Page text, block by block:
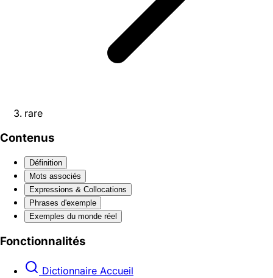
rare
Contenus
Définition
Mots associés
Expressions & Collocations
Phrases d'exemple
Exemples du monde réel
Fonctionnalités
Dictionnaire Accueil